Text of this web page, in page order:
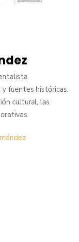
fuentes históricas.
cultural, las